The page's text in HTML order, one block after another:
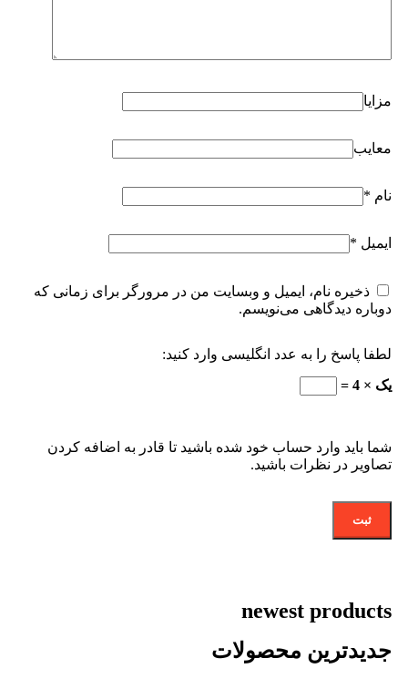
مزایا
معایب
نام *
ایمیل *
ذخیره نام، ایمیل و وبسایت من در مرورگر برای زمانی که
دوباره دیدگاهی می‌نویسم.
لطفا پاسخ را به عدد انگلیسی وارد کنید:
یک × 4 =
شما باید وارد حساب خود شده باشید تا قادر به اضافه کردن
تصاویر در نظرات باشید.
newest products
جدیدترین محصولات